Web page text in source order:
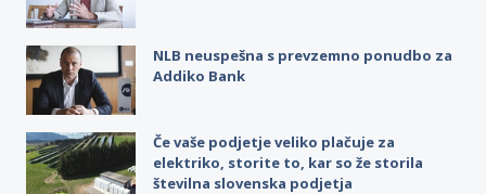
NLB neuspešna s prevzemno ponudbo za
Addiko Bank
Če vaše podjetje veliko plačuje za
elektriko, storite to, kar so že storila
številna slovenska podjetja